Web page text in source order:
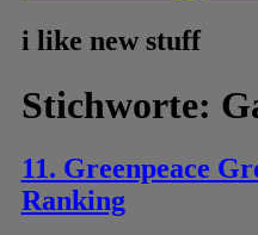
i like new stuff
Stichworte:
11. Greenpeace
Ranking